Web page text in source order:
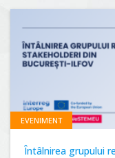
EVENIMENT
Întâlnirea grupului